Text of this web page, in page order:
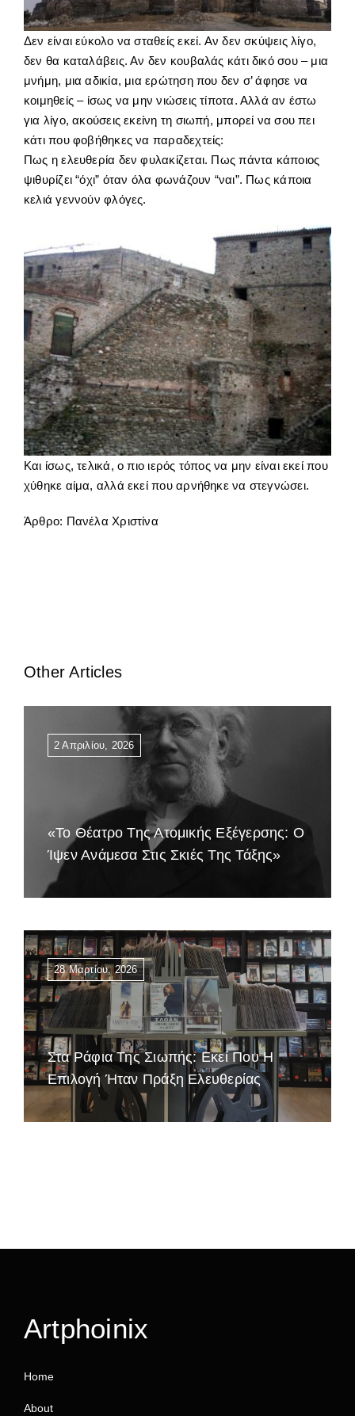
Δεν είναι εύκολο να σταθείς εκεί. Αν δεν σκύψεις λίγο,
δεν θα καταλάβεις. Αν δεν κουβαλάς κάτι δικό σου – μια
μνήμη, μια αδικία, μια ερώτηση που δεν σ’ άφησε να
κοιμηθείς – ίσως να μην νιώσεις τίποτα. Αλλά αν έστω
για λίγο, ακούσεις εκείνη τη σιωπή, μπορεί να σου πει
κάτι που φοβήθηκες να παραδεχτείς:
Πως η ελευθερία δεν φυλακίζεται. Πως πάντα κάποιος
ψιθυρίζει “όχι” όταν όλα φωνάζουν “ναι”. Πως κάποια
κελιά γεννούν φλόγες.
Και ίσως, τελικά, ο πιο ιερός τόπος να μην είναι εκεί που
χύθηκε αίμα, αλλά εκεί που αρνήθηκε να στεγνώσει.
Άρθρο: Πανέλα Χριστίνα
Other Articles
2 Απριλίου, 2026
«Το Θέατρο Της Ατομικής Εξέγερσης: Ο
Ίψεν Ανάμεσα Στις Σκιές Της Τάξης»
28 Μαρτίου, 2026
Στα Ράφια Της Σιωπής: Εκεί Που Η
Επιλογή Ήταν Πράξη Ελευθερίας
Artphoinix
Home
About